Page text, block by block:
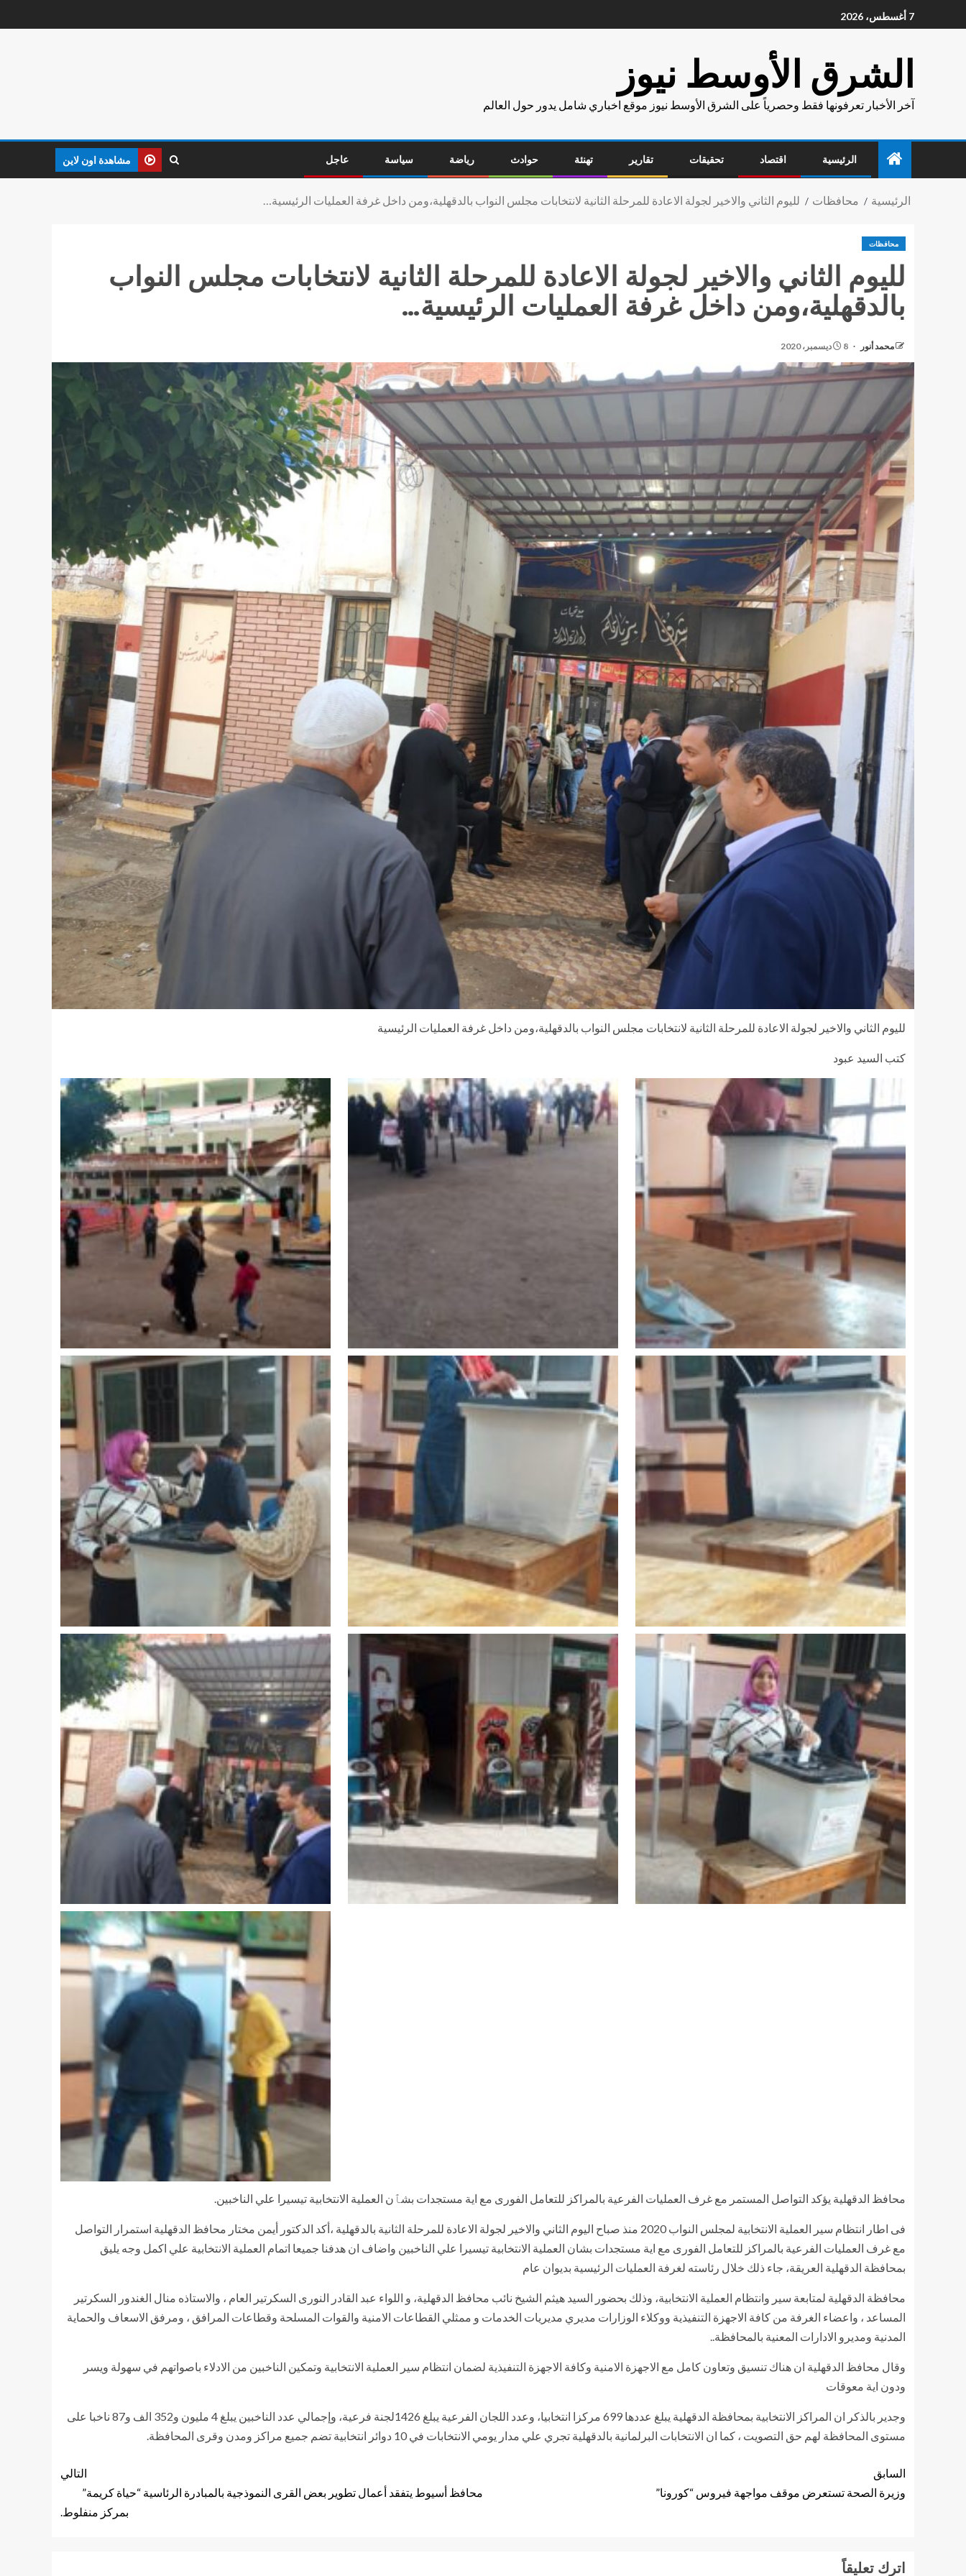
7 أغسطس، 2026
الشرق الأوسط نيوز
آخر الأخبار تعرفونها فقط وحصرياً على الشرق الأوسط نيوز موقع اخباري شامل يدور حول العالم
الرئيسية اقتصاد تحقيقات تقارير تهنئة حوادث رياضة سياسة عاجل مشاهدة اون لاين
الرئيسية محافظات لليوم الثاني والاخير لجولة الاعادة للمرحلة الثانية لانتخابات مجلس النواب بالدقهلية،ومن داخل غرفة العمليات الرئيسية…
محافظات
لليوم الثاني والاخير لجولة الاعادة للمرحلة الثانية لانتخابات مجلس النواب
بالدقهلية،ومن داخل غرفة العمليات الرئيسية…
محمد أنور 8 ديسمبر، 2020
لليوم الثاني والاخير لجولة الاعادة للمرحلة الثانية لانتخابات مجلس النواب بالدقهلية،ومن داخل غرفة العمليات الرئيسية
كتب السيد عبود
محافظ الدقهلية يؤكد التواصل المستمر مع غرف العمليات الفرعية بالمراكز للتعامل الفورى مع اية مستجدات بشٱن العملية الانتخابية تيسيرا علي الناخبين.
فى اطار انتظام سير العملية الانتخابية لمجلس النواب 2020 منذ صباح اليوم الثاني والاخير لجولة الاعادة للمرحلة الثانية بالدقهلية ،أكد الدكتور أيمن مختار محافظ الدقهلية استمرار التواصل
مع غرف العمليات الفرعية بالمراكز للتعامل الفورى مع اية مستجدات بشان العملية الانتخابية تيسيرا علي الناخبين واضاف ان هدفنا جميعا اتمام العملية الانتخابية علي اكمل وجه يليق
بمحافظة الدقهلية العريقة، جاء ذلك خلال رئاسته لغرفة العمليات الرئيسية بديوان عام
محافظة الدقهلية لمتابعة سير وانتظام العملية الانتخابية، وذلك بحضور السيد هيثم الشيخ نائب محافظ الدقهلية، و اللواء عبد القادر النورى السكرتير العام ، والاستاذه منال الغندور السكرتير
المساعد ، واعضاء الغرفة من كافة الاجهزة التنفيذية ووكلاء الوزارات مديري مديريات الخدمات و ممثلي القطاعات الامنية والقوات المسلحة وقطاعات المرافق ، ومرفق الاسعاف والحماية
المدنية ومديرو الادارات المعنية بالمحافظة..
وقال محافظ الدقهلية ان هناك تنسيق وتعاون كامل مع الاجهزة الامنية وكافة الاجهزة التنفيذية لضمان انتظام سير العملية الانتخابية وتمكين الناخبين من الادلاء باصواتهم في سهولة ويسر
ودون اية معوقات
وجدير بالذكر ان المراكز الانتخابية بمحافظة الدقهلية يبلغ عددها 699 مركزا انتخابيا، وعدد اللجان الفرعية يبلغ 1426لجنة فرعية، وإجمالي عدد الناخبين يبلغ 4 مليون و352 الف و87 ناخبا على
مستوى المحافظة لهم حق التصويت ، كما ان الانتخابات البرلمانية بالدقهلية تجري علي مدار يومي الانتخابات في 10 دوائر انتخابية تضم جميع مراكز ومدن وقرى المحافظة.
السابق
وزيرة الصحة تستعرض موقف مواجهة فيروس “كورونا”
التالي
محافظ أسيوط يتفقد أعمال تطوير بعض القرى النموذجية بالمبادرة الرئاسية “حياة كريمة”
بمركز منفلوط.
اترك تعليقاً